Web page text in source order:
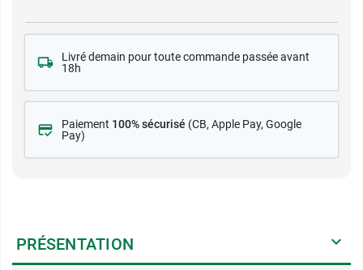
Livré demain pour toute commande passée avant
18h
Paiement 100% sécurisé (CB, Apple Pay, Google
Pay)
PRÉSENTATION